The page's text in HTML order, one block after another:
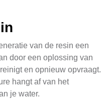
van de resin een
door een oplossing van
en opnieuw opvraagt.
hangt af van het
je water.